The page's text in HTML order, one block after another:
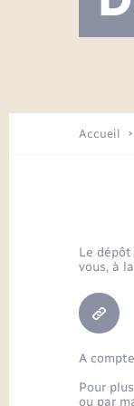
Etat
Accueil
Le
vous, à
A
Pour
ou par